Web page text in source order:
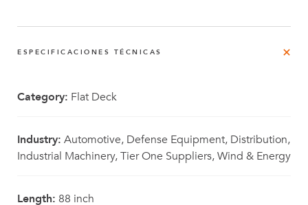
ESPECIFICACIONES TÉCNICAS
Category: Flat Deck
Industry: Automotive, Defense Equipment, Distribution,
Industrial Machinery, Tier One Suppliers, Wind & Energy
Length: 88 inch